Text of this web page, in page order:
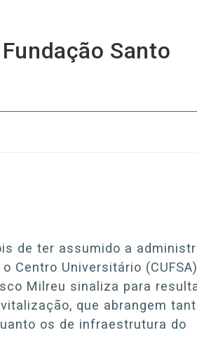
Santo
de ter assumido a
Centro Universitário
Milreu sinaliza para
que abrangem
os de infraestrutura do